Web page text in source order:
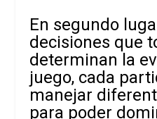
En segundo
decisiones que
determinan la
juego, cada
manejar
para poder